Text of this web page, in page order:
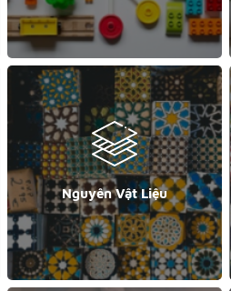
Nguyên Vật Liệu